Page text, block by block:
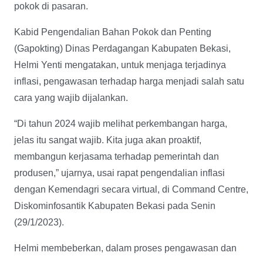
pokok di pasaran.
Kabid Pengendalian Bahan Pokok dan Penting
(Gapokting) Dinas Perdagangan Kabupaten Bekasi,
Helmi Yenti mengatakan, untuk menjaga terjadinya
inflasi, pengawasan terhadap harga menjadi salah satu
cara yang wajib dijalankan.
“Di tahun 2024 wajib melihat perkembangan harga,
jelas itu sangat wajib. Kita juga akan proaktif,
membangun kerjasama terhadap pemerintah dan
produsen,” ujarnya, usai rapat pengendalian inflasi
dengan Kemendagri secara virtual, di Command Centre,
Diskominfosantik Kabupaten Bekasi pada Senin
(29/1/2023).
Helmi membeberkan, dalam proses pengawasan dan